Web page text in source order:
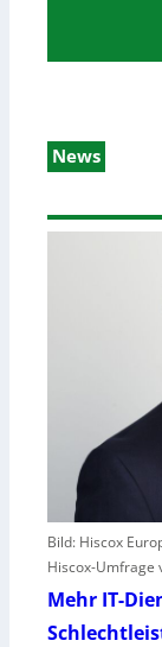
News
Bild: Hiscox
Hiscox-Umfrage
Mehr IT-